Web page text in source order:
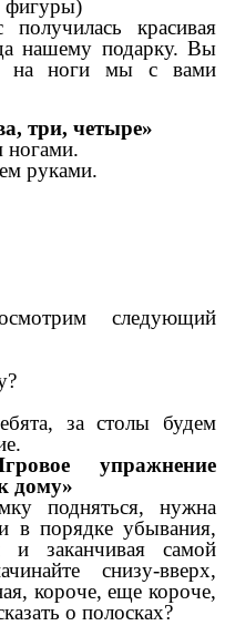
фигуры)
красивая
нашему подарку. Вы
на ноги мы с вами
три, четыре»
ногами.
руками.
следующий
за столы будем
упражнение
дому»
подняться, нужна
в порядке убывания,
заканчивая самой
снизу-вверх,
короче, еще короче,
о полосках?